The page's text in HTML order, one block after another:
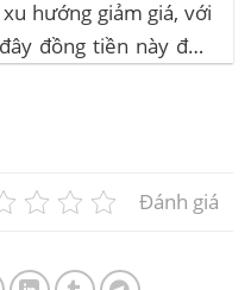
hướng giảm giá, với
đồng tiền này đều
Đánh giá